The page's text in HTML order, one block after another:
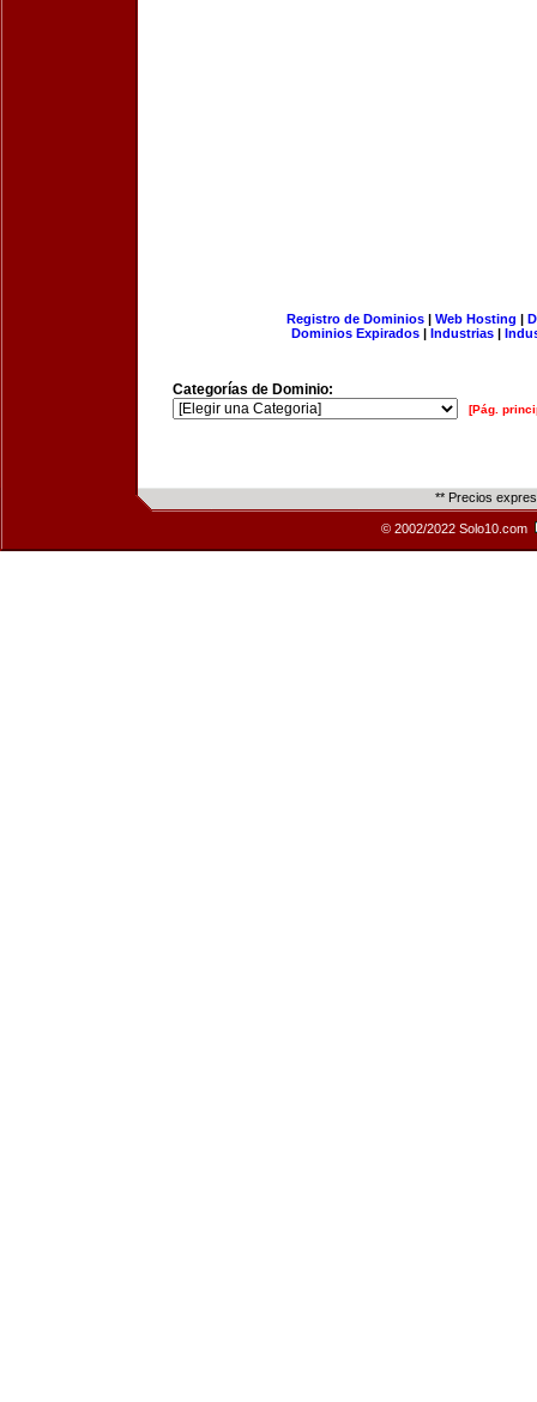
Registro de Dominios| Web Hosting |
Dominios Expirados | Industrias |
Categorías de Dominio:
[Pág.
** Precios
© 2002/2022 Solo10.com